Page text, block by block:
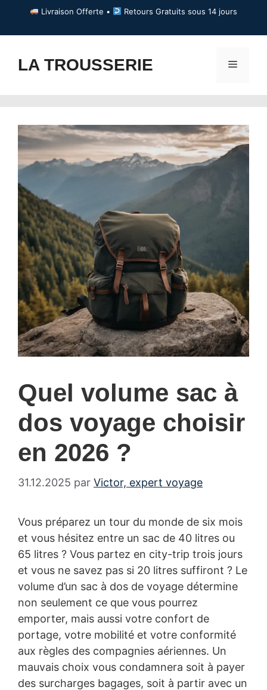
Livraison Offerte • Retours Gratuits sous 14 jours
LA TROUSSERIE Menu
Quel volume sac à
dos voyage choisir
en 2026 ?
31.12.2025 par Victor, expert voyage
Vous préparez un tour du monde de six mois
et vous hésitez entre un sac de 40 litres ou
65 litres ? Vous partez en city-trip trois jours
et vous ne savez pas si 20 litres suffiront ? Le
volume d’un sac à dos de voyage détermine
non seulement ce que vous pourrez
emporter, mais aussi votre confort de
portage, votre mobilité et votre conformité
aux règles des compagnies aériennes. Un
mauvais choix vous condamnera soit à payer
des surcharges bagages, soit à partir avec un